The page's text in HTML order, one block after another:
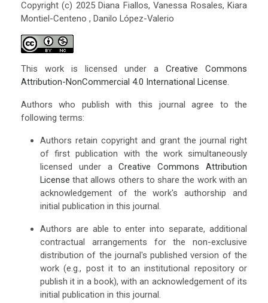
Copyright (c) 2025 Diana Fiallos, Vanessa Rosales, Kiara
Montiel-Centeno , Danilo López-Valerio
This work is licensed under aCreative Commons
Attribution-NonCommercial 4.0 International License
Authors who publish with this journal agree to the
following terms:
Authors retain copyright and grant the journal right
of first publication with the work simultaneously
licensed under aCreative Commons Attribution
License that allows others to share the work with an
acknowledgement of the work's authorship and
initial publication in this journal.
Authors are able to enter into separate, additional
contractual arrangements for the non-exclusive
distribution of the journal's published version of the
work (e.g., post it to an institutional repository or
publish it in a book), with an acknowledgement of its
initial publication in this journal.